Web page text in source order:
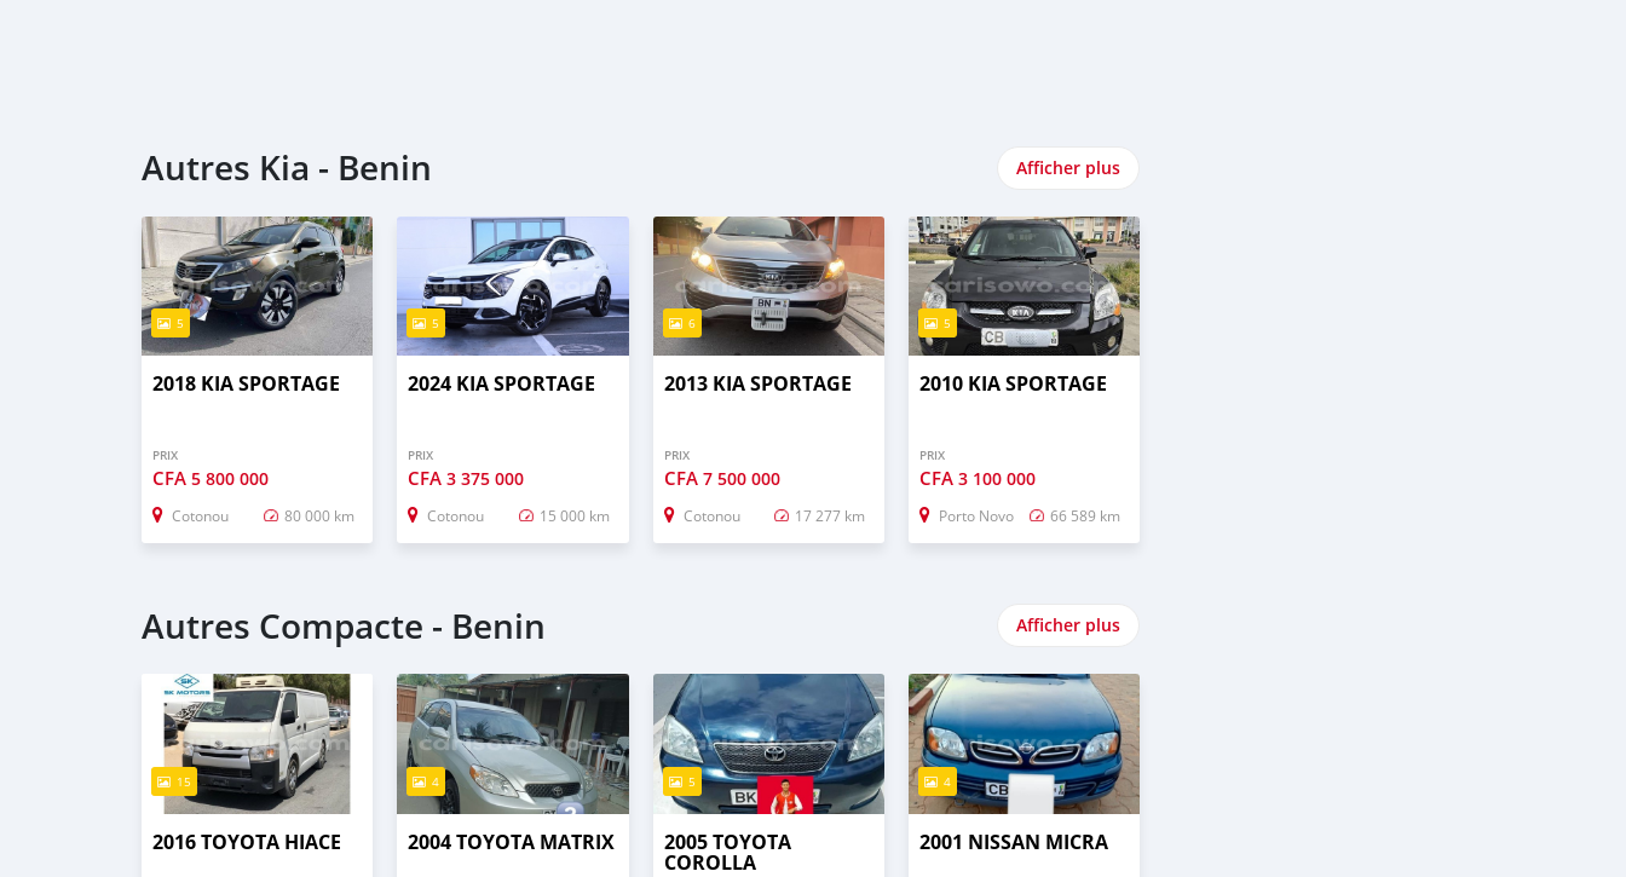
Autres Kia - Benin Afficher plus
5
2018 KIA SPORTAGE
PRIX
CFA 5 800 000
Cotonou 80 000 km
5
2024 KIA SPORTAGE
PRIX
CFA3 375 000
Cotonou 15 000 km
6
2013 KIA SPORTAGE
PRIX
CFA 7 500 000
Cotonou 17 277 km
5
2010 KIA SPORTAGE
PRIX
CFA 3 100 000
Porto Novo 66 589 km
Autres Compacte - Benin Afficher plus
15
2016 TOYOTA HIACE
4
2004 TOYOTA MATRIX
5
2005 TOYOTA
COROLLA
4
2001 NISSAN MICRA